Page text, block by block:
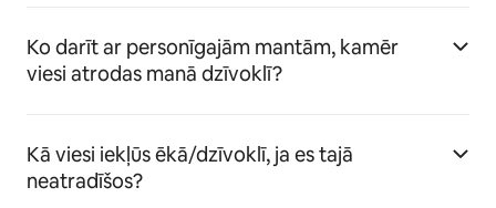
Ko darīt ar personīgajām mantām, kamēr
viesi atrodas manā dzīvoklī?
Kā viesi iekļūs ēkā/dzīvoklī, ja es tajā
neatradīšos?